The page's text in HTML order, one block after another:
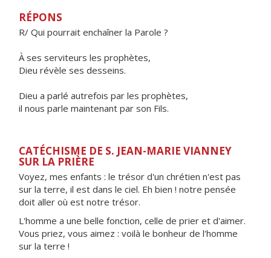
RÉPONS
R/ Qui pourrait enchaîner la Parole ?
À ses serviteurs les prophètes,
Dieu révèle ses desseins.
Dieu a parlé autrefois par les prophètes,
il nous parle maintenant par son Fils.
CATÉCHISME DE S. JEAN-MARIE VIANNEY
SUR LA PRIÈRE
Voyez, mes enfants : le trésor d'un chrétien n'est pas
sur la terre, il est dans le ciel. Eh bien ! notre pensée
doit aller où est notre trésor.
L'homme a une belle fonction, celle de prier et d'aimer.
Vous priez, vous aimez : voilà le bonheur de l'homme
sur la terre !